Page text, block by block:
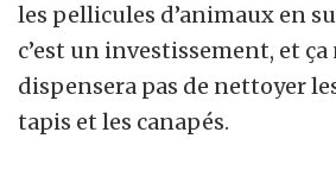
les pellicules d’animaux en
c’est un investissement, et ça
dispensera pas de nettoyer
tapis et les canapés.